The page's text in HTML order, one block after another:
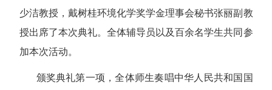
少洁教授，戴树桂环境化学奖学金理事会秘书张丽副教
授出席了本次典礼。全体辅导员以及百余名学生共同参
加本次活动。
颁奖典礼第一项，全体师生奏唱中华人民共和国国